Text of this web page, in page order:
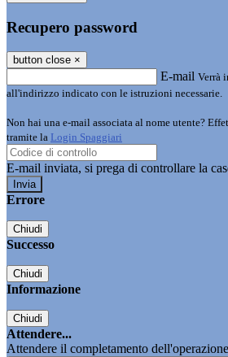
Recupero password
button close ×
E-mail Verrà
all'indirizzo indicato con le istruzioni necessarie.
Non hai una e-mail associata al nome utente?
tramite la Login Spaggiari
E-mail inviata, si prega di controllare la
Errore
Chiudi
Successo
Chiudi
Informazione
Chiudi
Attendere...
Attendere il completamento